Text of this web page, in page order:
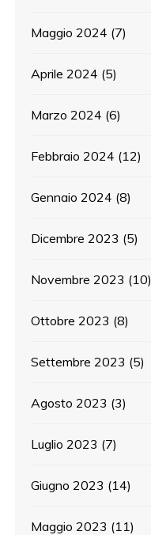
Maggio 2024 (7)
Aprile 2024 (5)
Marzo 2024 (6)
Febbraio 2024 (12)
Gennaio 2024 (8)
Dicembre 2023 (5)
Novembre 2023 (10)
Ottobre 2023 (8)
Settembre 2023 (5)
Agosto 2023 (3)
Luglio 2023 (7)
Giugno 2023 (14)
Maggio 2023 (11)